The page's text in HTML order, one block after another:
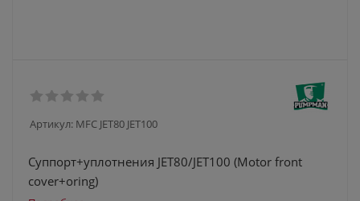
Артикул: MFC JET80 JET100
Cуппорт+уплотнения JET80/JET100 (Motor front
cover+oring)